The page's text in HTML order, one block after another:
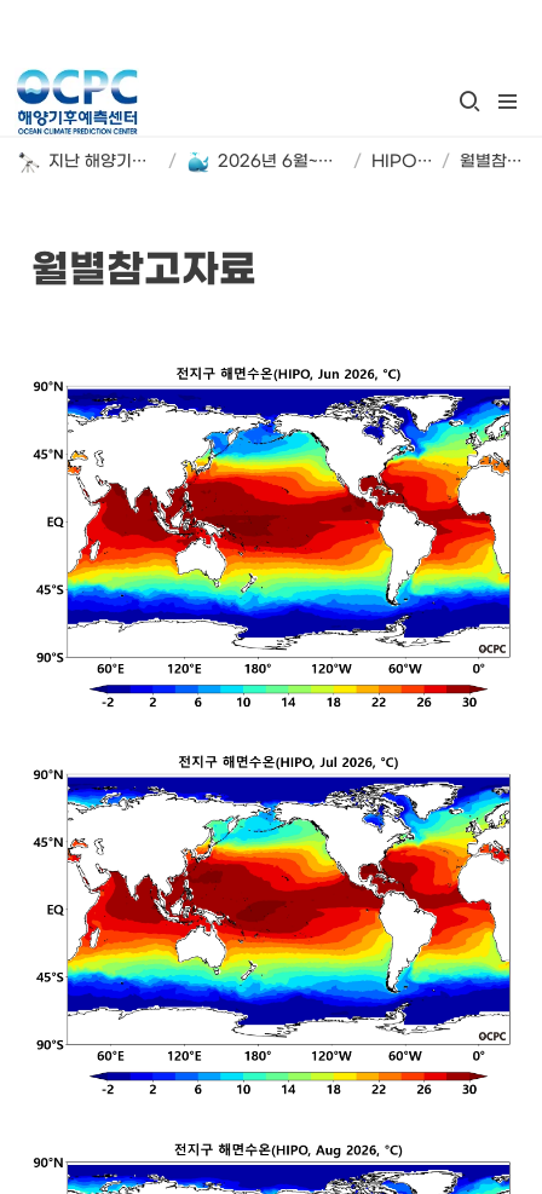
지난 해양기후 계절 전망 / 2026년 6월~8월 해양기후 시범 전망 / HIPO SST / 월별참고자료
월별참고자료